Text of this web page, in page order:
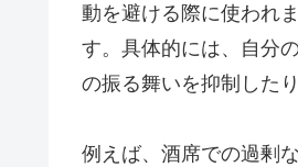
動を避ける際に使われ
す。具体的には、自分
の振る舞いを抑制した
例えば、酒席での過剰